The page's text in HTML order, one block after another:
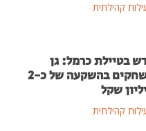
קהילתית
בטיילת כרמל: גן
משחקים בהשקעה של כ-2
שקל
קהילתית